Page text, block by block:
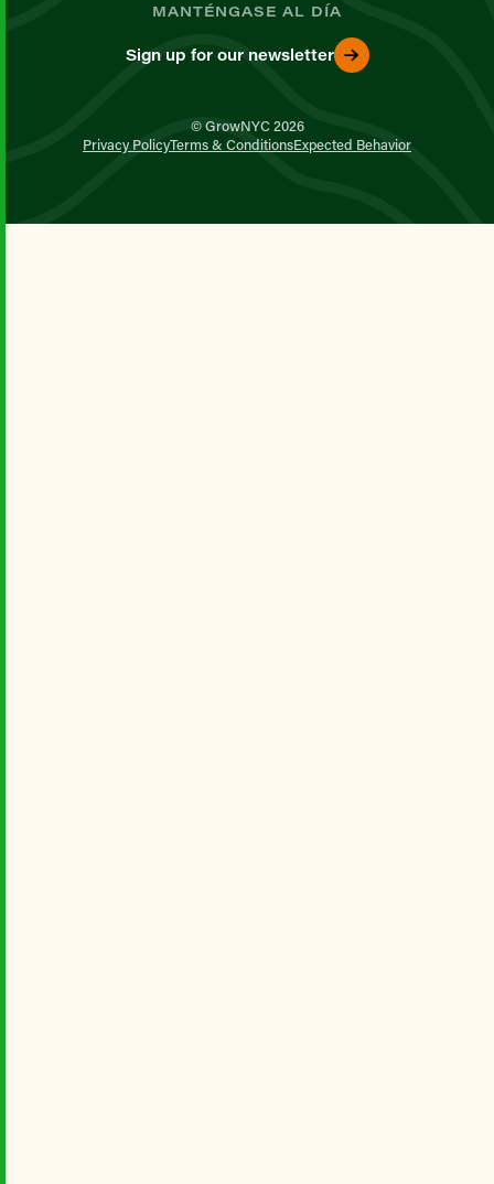
MANTÉNGASE AL DÍA
Sign up for our newsletter
© GrowNYC 2026
Privacy PolicyTerms & ConditionsExpected Behavior